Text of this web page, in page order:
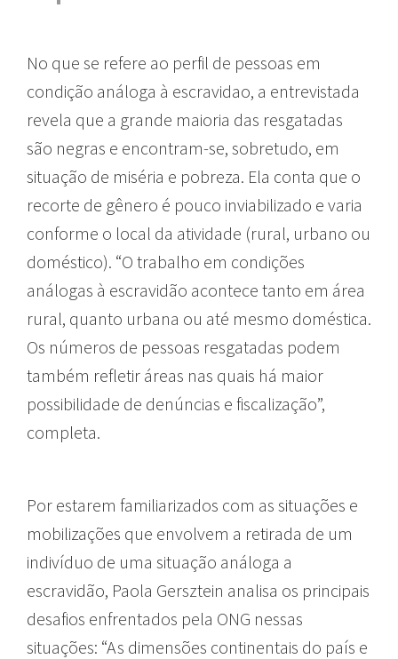
No que se refere ao perfil de pessoas em
condição análoga à escravidao, a entrevistada
revela que a grande maioria das resgatadas
são negras e encontram-se, sobretudo, em
situação de miséria e pobreza. Ela conta que o
recorte de gênero é pouco inviabilizado e varia
conforme o local da atividade (rural, urbano ou
doméstico). “O trabalho em condições
análogas à escravidão acontece tanto em área
rural, quanto urbana ou até mesmo doméstica.
Os números de pessoas resgatadas podem
também refletir áreas nas quais há maior
possibilidade de denúncias e fiscalização”,
completa.
Por estarem familiarizados com as situações e
mobilizações que envolvem a retirada de um
indivíduo de uma situação análoga a
escravidão, Paola Gersztein analisa os principais
desafios enfrentados pela ONG nessas
situações: “As dimensões continentais do país e